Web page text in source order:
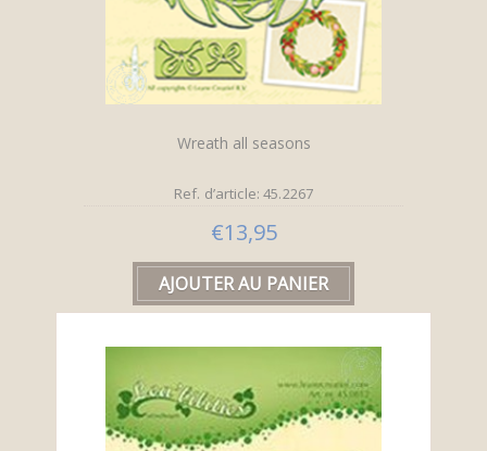
Wreath all seasons
Ref. d’article: 45.2267
€13,95